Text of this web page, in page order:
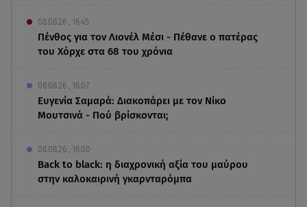
08.08.26 , 16:45
Πένθος για τον Λιονέλ Μέσι - Πέθανε ο πατέρας
του Χόρχε στα 68 του χρόνια
08.08.26 , 16:07
Ευγενία Σαμαρά: Διακοπάρει με τον Νίκο
Μουτσινά - Πού βρίσκονται;
08.08.26 , 16:00
Back to black: η διαχρονική αξία του μαύρου
στην καλοκαιρινή γκαρνταρόμπα